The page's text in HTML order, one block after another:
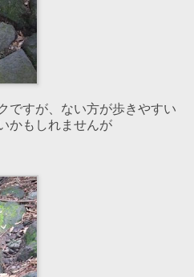
ですが、ない方が歩きやすい
かもしれませんが